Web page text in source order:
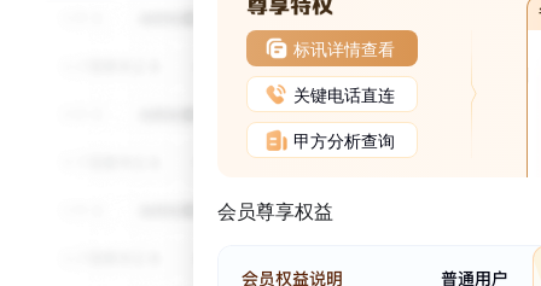
标讯详情查看
关键电话直连
甲方分析查询
会员尊享权益